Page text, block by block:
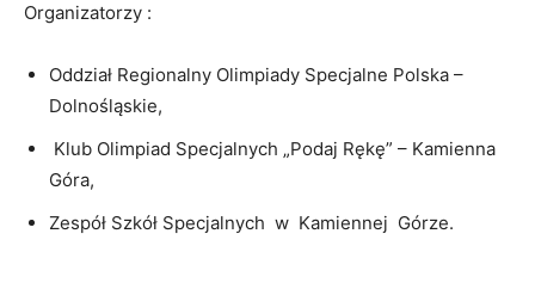
Organizatorzy :
Oddział Regionalny Olimpiady Specjalne Polska –
Dolnośląskie,
Klub Olimpiad Specjalnych „Podaj Rękę” – Kamienna
Góra,
Zespół Szkół Specjalnych w Kamiennej Górze.